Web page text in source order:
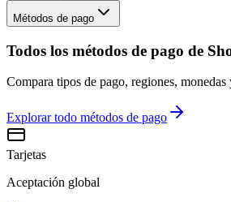
Métodos de pago
Todos los métodos de pago de
Compara tipos de pago, regiones,
Explorar todo métodos de pago
Tarjetas
Aceptación global